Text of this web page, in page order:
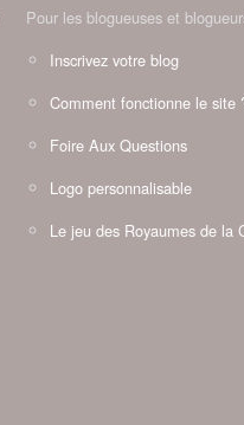
Pour les blogueuses et
Inscrivez votre blog
Comment fonctionne le site
Foire Aux Questions
Logo personnalisable
Le jeu des Royaumes de la